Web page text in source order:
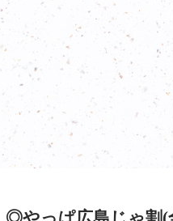
◎やっぱ広島じゃ割(